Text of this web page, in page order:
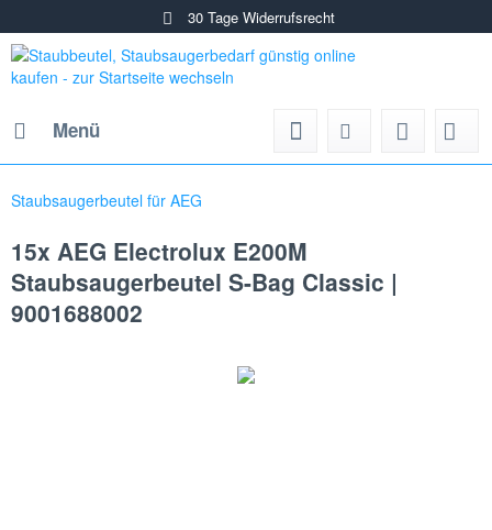
30 Tage Widerrufsrecht
Menü
Staubsaugerbeutel für AEG
15x AEG Electrolux E200M
Staubsaugerbeutel S-Bag Classic |
9001688002